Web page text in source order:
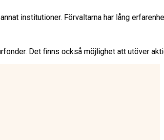
institutioner. Förvaltarna har lång
Det finns också möjlighet att